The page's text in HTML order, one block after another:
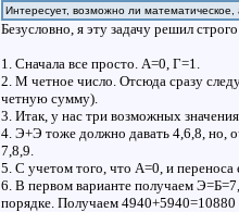
Интересует, возможно ли
Безусловно, я эту задачу решил
1. Сначала все просто. А=0, Г=1.
2. М четное число. Отсюда сразу
четную сумму).
3. Итак, у нас три возможных
4. Э+Э тоже должно давать 4,6,8, но,
7,8,9.
5. С учетом того, что А=0, и
6. В первом варианте получаем
порядке. Получаем 4940+5940=10880